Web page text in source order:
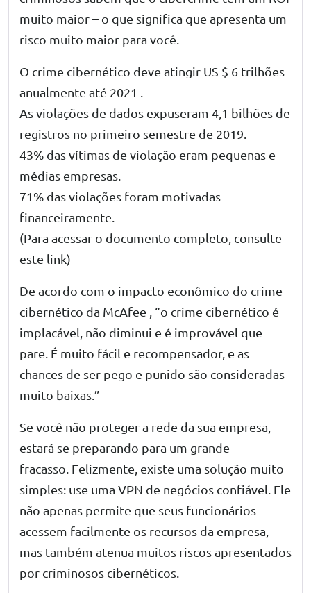
muito maior – o que significa que apresenta um
risco muito maior para você.
O crime cibernético deve atingir US $ 6 trilhões
anualmente até 2021 .
As violações de dados expuseram 4,1 bilhões de
registros no primeiro semestre de 2019.
43% das vítimas de violação eram pequenas e
médias empresas.
71% das violações foram motivadas
financeiramente.
(Para acessar o documento completo, consulte
este link)
De acordo com o impacto econômico do crime
cibernético da McAfee , “o crime cibernético é
implacável, não diminui e é improvável que
pare. É muito fácil e recompensador, e as
chances de ser pego e punido são consideradas
muito baixas.”
Se você não proteger a rede da sua empresa,
estará se preparando para um grande
fracasso. Felizmente, existe uma solução muito
simples: use uma VPN de negócios confiável. Ele
não apenas permite que seus funcionários
acessem facilmente os recursos da empresa,
mas também atenua muitos riscos apresentados
por criminosos cibernéticos.